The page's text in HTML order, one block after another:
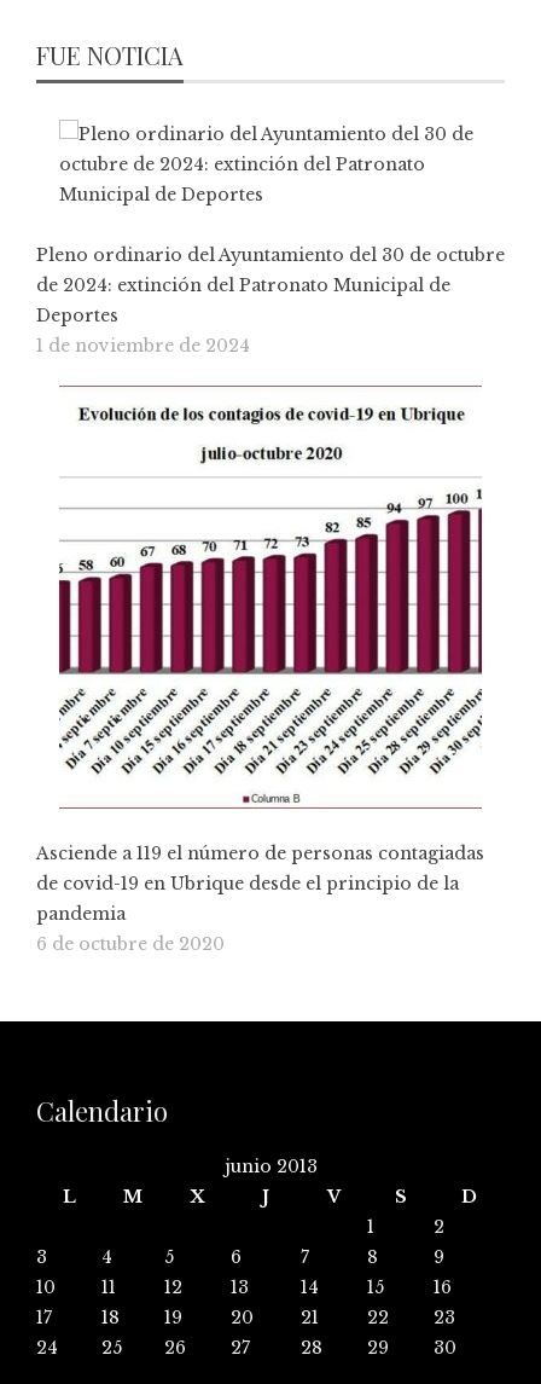
FUE NOTICIA
Pleno ordinario del Ayuntamiento del 30 de octubre
de 2024: extinción del Patronato Municipal de
Deportes
1 de noviembre de 2024
Asciende a 119 el número de personas contagiadas
de covid-19 en Ubrique desde el principio de la
pandemia
6 de octubre de 2020
Calendario
junio 2013
L
M X J V S
D
1
2
3
4 5 6 7 8
9
10
11 12 13 14 15
16
17
18 19 20 21 22
23
24
25 26 27 28 29 30